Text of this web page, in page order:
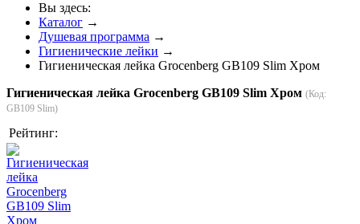
Вы здесь:
Каталог →
Душевая программа →
Гигиенические лейки →
Гигиеническая лейка Grocenberg GB109 Slim Хром
Гигиеническая лейка Grocenberg GB109 Slim Хром (Код:
GB109 Slim)
Рейтинг: